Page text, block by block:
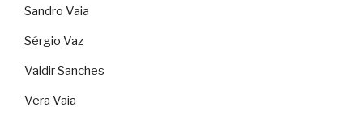
Sandro Vaia
Sérgio Vaz
Valdir Sanches
Vera Vaia